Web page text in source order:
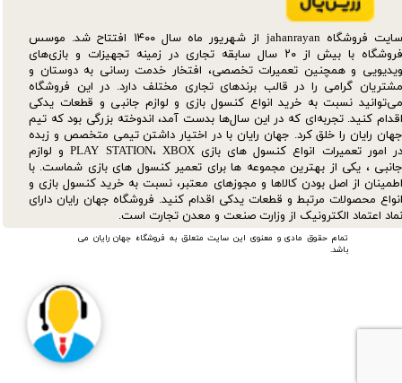
تمام حقوق مادی و معنوی این سایت متعلق به فروشگاه جهان رایان می
باشد.
سایت فروشگاه jahanrayan از شهریور ماه سال ۱۴۰۰ افتتاح شد. موسس
فروشگاه با بیش از ۲۰ سال سابقه تجاری در زمینه تجهیزات و بازی‌های
ویدیویی و همچنین تعمیرات تخصصی، افتخار خدمت رسانی به دوستان و
مشتریان گرامی را در قالب برندهای تجاری مختلف دارد. در این فروشگاه
می‌توانید نسبت به خرید انواع کنسول بازی و لوازم جانبی و قطعات یدکی‌
اقدام کنید. تجربه‌ای که در این سال‌ها بدست آمد، اندوخته بزرگی بود که تیم
جهان رایان را خلق کرد. جهان رایان با در اختیار داشتن تیمی متخصص و زبده
در امور تعمیرات انواع کنسول های بازی PLAY STATION، XBOX و لوازم
جانبی ، یکی از بهترین مجموعه ها برای تعمیر کنسول های بازی شماست. با
اطمینان از اصل بودن کالاها و مجوزهای معتبر، نسبت به خرید کنسول بازی و
انواع محصولات مرتبط و قطعات یدکی اقدام کنید. فروشگاه جهان رایان دارای
نماد اعتماد الکترونیک از وزارت صنعت و معدن تجارت است.